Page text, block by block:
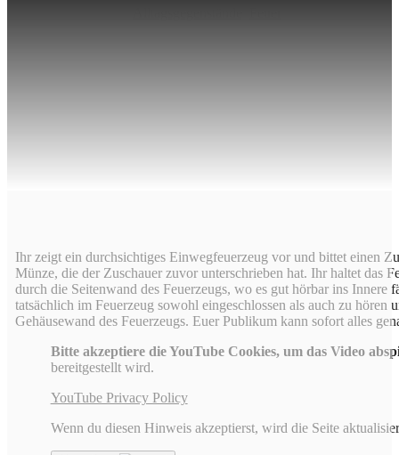
Ihr zeigt ein durchsichtiges Einwegfeuerzeug vor und bittet einen
Münze, die der Zuschauer zuvor unterschrieben hat. Ihr haltet das
durch die Seitenwand des Feuerzeugs, wo es gut hörbar ins
tatsächlich im Feuerzeug sowohl eingeschlossen als auch zu
Gehäusewand des Feuerzeugs. Euer Publikum kann sofort alles
Bitte akzeptiere die YouTube Cookies, um das Video
bereitgestellt wird.
YouTube Privacy Policy
Wenn du diesen Hinweis akzeptierst, wird die Seite